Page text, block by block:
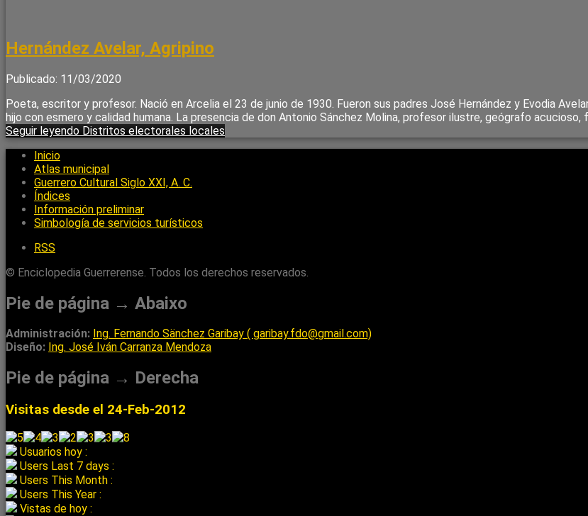
Hernández Avelar, Agripino
Publicado: 11/03/2020
Poeta, escritor y profesor. Nació en Arcelia el 23 de junio de 1930. Fueron sus padres José Hernández y Evodia
hijo con esmero y calidad humana. La presencia de don Antonio Sánchez Molina, profesor ilustre, geógrafo acucioso,
Seguir leyendo Distritos electorales locales
Inicio
Atlas municipal
Guerrero Cultural Siglo XXI, A. C.
Índices
Información preliminar
Simbología de servicios turísticos
RSS
© Enciclopedia Guerrerense. Todos los derechos reservados.
Pie de página → Abaixo
Administración: Ing. Fernando Sänchez Garibay ( garibay.fdo@gmail.com)
Diseño: Ing. José Iván Carranza Mendoza
Pie de página → Derecha
Visitas desde el 24-Feb-2012
Usuarios hoy :
Users Last 7 days :
Users This Month :
Users This Year :
Vistas de hoy :